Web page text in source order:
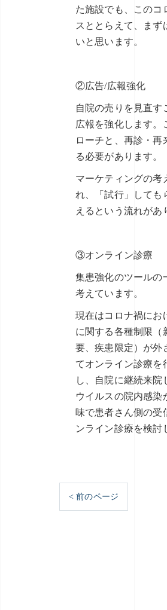
た施設でも、このコ
スととらえて、まず
いと思います。
②広告/広報強化
自院の売りを見直す
広報を強化します
ローチと、再診・再
る必要があります。
マーケティングの考
れ、「試行」しても
えるという流れがあ
③オンライン診療
集患強化のツールの
考えています。
現在はコロナ禍にお
に関する各種制限（
要、疾患限定）が外
てオンライン診療を
し、自院に継続来
ウイルスの院内感
味で患者さん側の受
ンライン診療を検討
< 前のページ